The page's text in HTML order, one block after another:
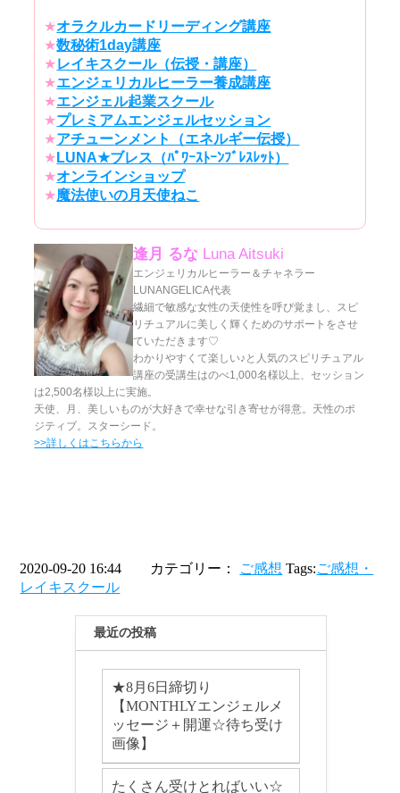
★オラクルカードリーディング講座
★数秘術1day講座
★レイキスクール（伝授・講座）
★エンジェリカルヒーラー養成講座
★エンジェル起業スクール
★プレミアムエンジェルセッション
★アチューンメント（エネルギー伝授）
★ LUNA★ブレス（ﾊﾟﾜｰｽﾄｰﾝﾌﾞﾚｽﾚｯﾄ）
★オンラインショップ
★魔法使いの月天使ねこ
逢月 るな Luna Aitsuki
エンジェリカルヒーラー＆チャネラー
LUNANGELICA代表
繊細で敏感な女性の天使性を呼び覚まし、スピ
リチュアルに美しく輝くためのサポートをさせ
ていただきます♡
わかりやすくて楽しい♪と人気のスピリチュアル
講座の受講生はのべ1,000名様以上、セッション
は2,500名様以上に実施。
天使、月、美しいものが大好きで幸せな引き寄せが得意。天性のポ
ジティブ。スターシード。
>>詳しくはこちらから
2020-09-20 16:44 カテゴリー： ご感想 Tags:ご感想・
レイキスクール
最近の投稿
★8月6日締切り
【MONTHLYエンジェルメ
ッセージ＋開運☆待ち受け
画像】
たくさん受けとればいい☆